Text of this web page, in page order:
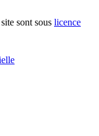
sont sous licence